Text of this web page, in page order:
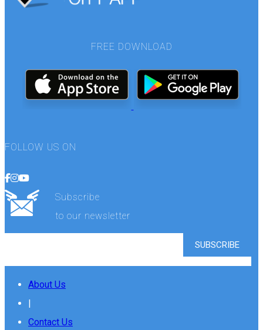
FREE DOWNLOAD
FOLLOW US ON
Subscribe
to our newsletter
About Us
|
Contact Us